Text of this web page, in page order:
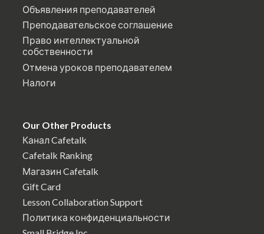
Объявления преподавателей
Преподавательское соглашение
Право интеллектуальной
собственности
Отмена уроков преподавателем
Налоги
Our Other Products
Канал Cafetalk
Cafetalk Ranking
Магазин Cafetalk
Gift Card
Lesson Collaboration Support
Политика конфиденциальности